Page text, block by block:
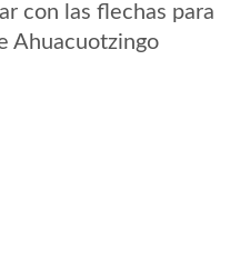
con las flechas para
Ahuacuotzingo